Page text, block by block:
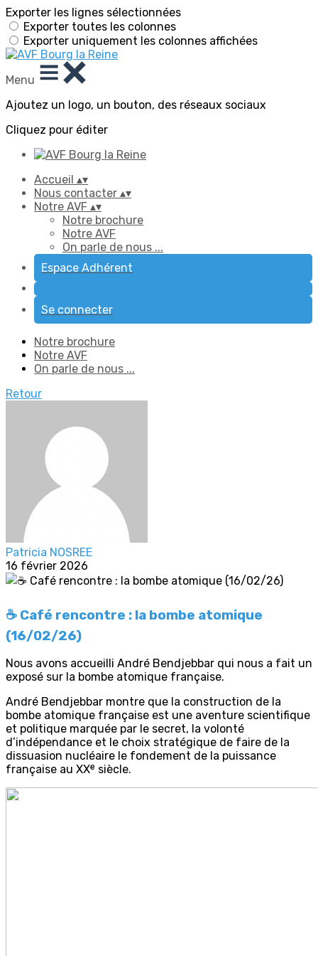
Exporter les lignes sélectionnées
Exporter toutes les colonnes
Exporter uniquement les colonnes affichées
Menu
Ajoutez un logo, un bouton, des réseaux sociaux
Cliquez pour éditer
Accueil ▴▾
Nous contacter ▴▾
Notre AVF ▴▾
Notre brochure
Notre AVF
On parle de nous ...
Espace Adhérent
Se connecter
Notre brochure
Notre AVF
On parle de nous ...
Retour
Patricia NOSREE
16 février 2026
☕️ Café rencontre : la bombe atomique
(16/02/26)
Nous avons accueilli André Bendjebbar qui nous a fait un
exposé sur la bombe atomique française.
André Bendjebbar montre que la construction de la
bombe atomique française est une aventure scientifique
et politique marquée par le secret, la volonté
d’indépendance et le choix stratégique de faire de la
dissuasion nucléaire le fondement de la puissance
française au XXᵉ siècle.